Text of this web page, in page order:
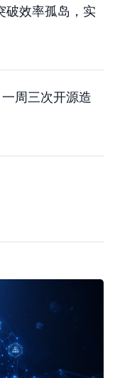
破效率孤岛，实
周三次开源造